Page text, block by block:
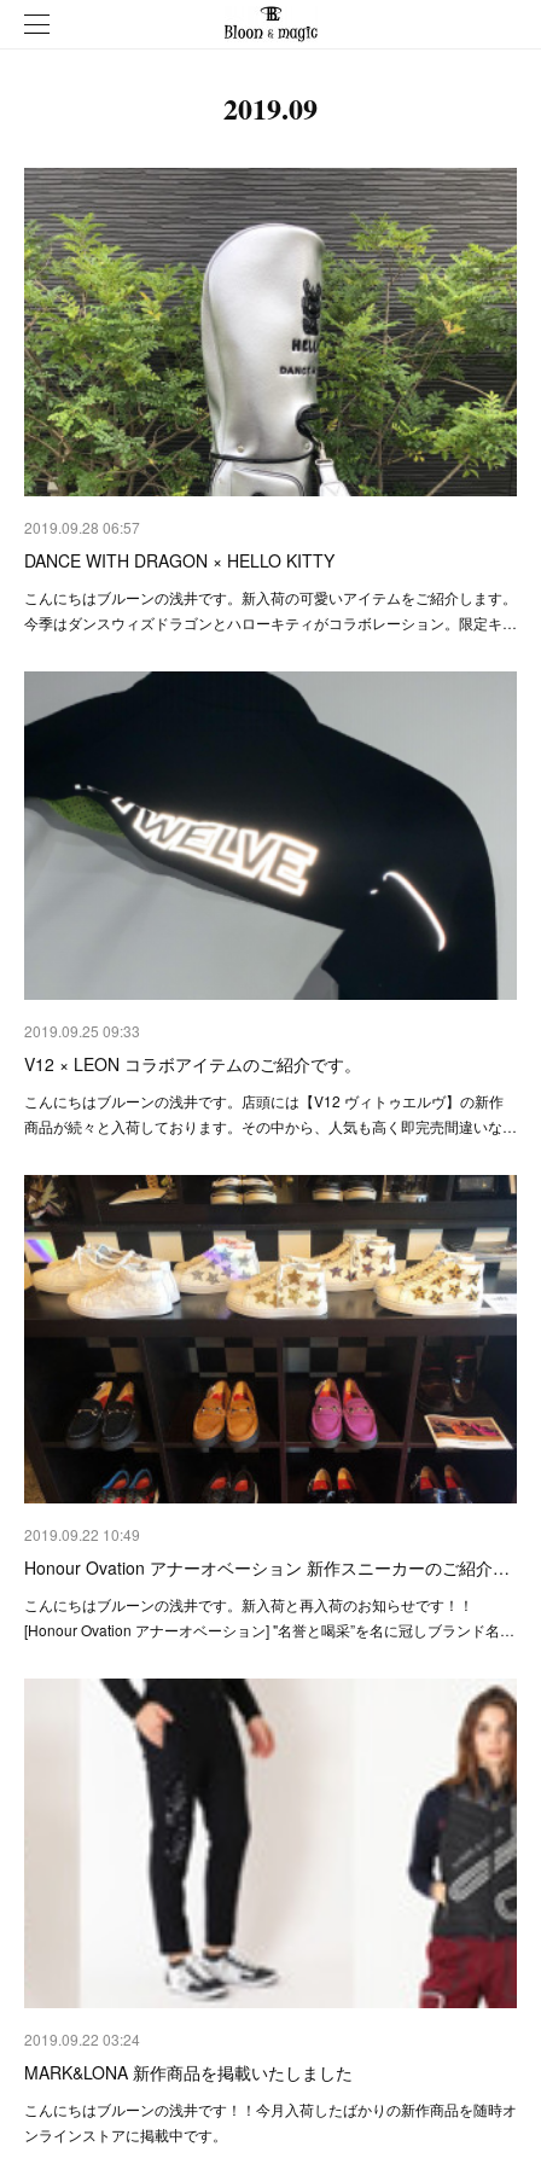
2019.09
2019.09.28 06:57
DANCE WITH DRAGON × HELLO KITTY
こんにちはブルーンの浅井です。新入荷の可愛いアイテムをご紹介します。
今季はダンスウィズドラゴンとハローキティがコラボレーション。限定キ…
2019.09.25 09:33
V12 × LEON コラボアイテムのご紹介です。
こんにちはブルーンの浅井です。店頭には【V12 ヴィトゥエルヴ】の新作
商品が続々と入荷しております。その中から、人気も高く即完売間違いな…
2019.09.22 10:49
Honour Ovation アナーオベーション 新作スニーカーのご紹介…
こんにちはブルーンの浅井です。新入荷と再入荷のお知らせです！！
[Honour Ovation アナーオベーション] "名誉と喝采”を名に冠しブランド名…
2019.09.22 03:24
MARK&LONA 新作商品を掲載いたしました
こんにちはブルーンの浅井です！！今月入荷したばかりの新作商品を随時オ
ンラインストアに掲載中です。